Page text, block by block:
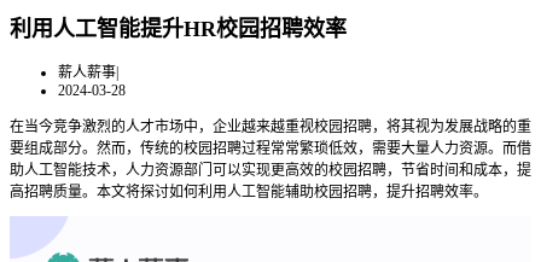
利用人工智能提升HR校园招聘效率
薪人薪事|
2024-03-28
在当今竞争激烈的人才市场中，企业越来越重视校园招聘，将其视为发展战略的重
要组成部分。然而，传统的校园招聘过程常常繁琐低效，需要大量人力资源。而借
助人工智能技术，人力资源部门可以实现更高效的校园招聘，节省时间和成本，提
高招聘质量。本文将探讨如何利用人工智能辅助校园招聘，提升招聘效率。